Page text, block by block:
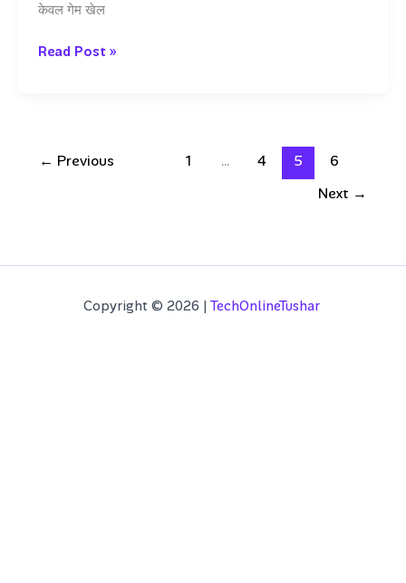
केवल गेम खेल
Zupee
कमाएं?
तक
Read Post »
← Previous 1 … 4 5
6
Next →
Copyright © 2026 | TechOnlineTushar